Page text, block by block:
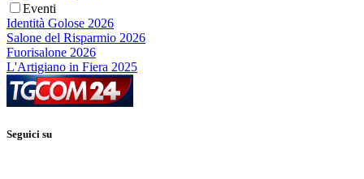
Eventi
Identità Golose 2026
Salone del Risparmio 2026
Fuorisalone 2026
L'Artigiano in Fiera 2025
Seguici su